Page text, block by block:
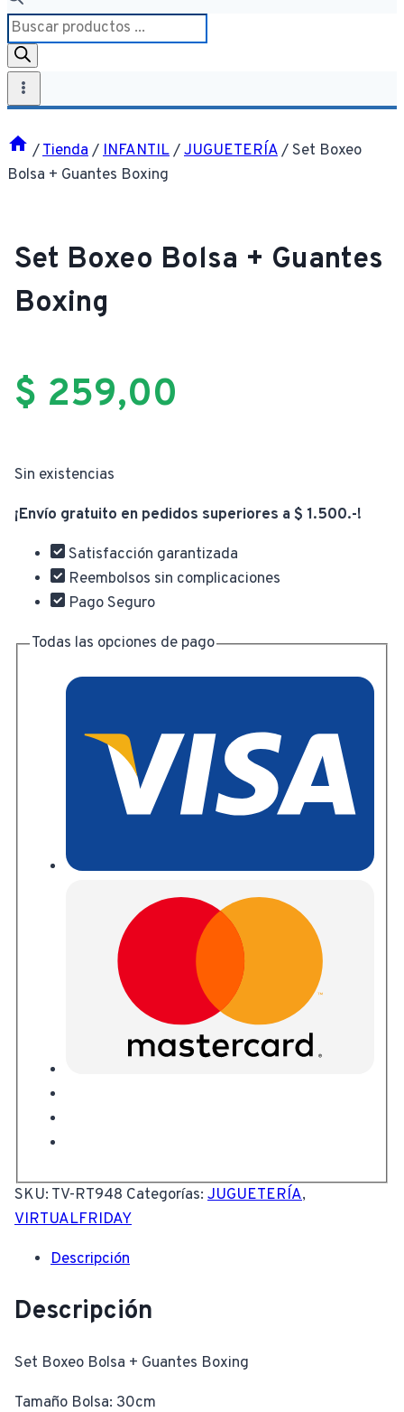
Búsqueda
de
productos
/Tienda/INFANTIL/JUGUETERÍA/Set Boxeo
Bolsa + Guantes Boxing
Set Boxeo Bolsa + Guantes
Boxing
$ 259,00
Sin existencias
¡Envío gratuito en pedidos superiores a $ 1.500.-!
Satisfacción garantizada
Reembolsos sin complicaciones
Pago Seguro
Todas las opciones de pago
SKU: TV-RT948 Categorías: JUGUETERÍA,
VIRTUALFRIDAY
Descripción
Descripción
Set Boxeo Bolsa + Guantes Boxing
Tamaño Bolsa: 30cm